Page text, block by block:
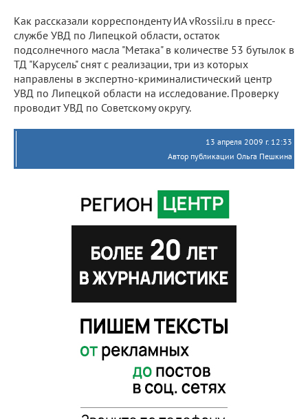
Как рассказали корреспонденту ИА vRossii.ru в пресс-
службе УВД по Липецкой области, остаток
подсолнечного масла "Метака" в количестве 53 бутылок в
ТД "Карусель" снят с реализации, три из которых
направлены в экспертно-криминалистический центр
УВД по Липецкой области на исследование. Проверку
проводит УВД по Советскому округу.
13 апреля 2009 г. 12:33
Автор публикации Ольга Пешкина